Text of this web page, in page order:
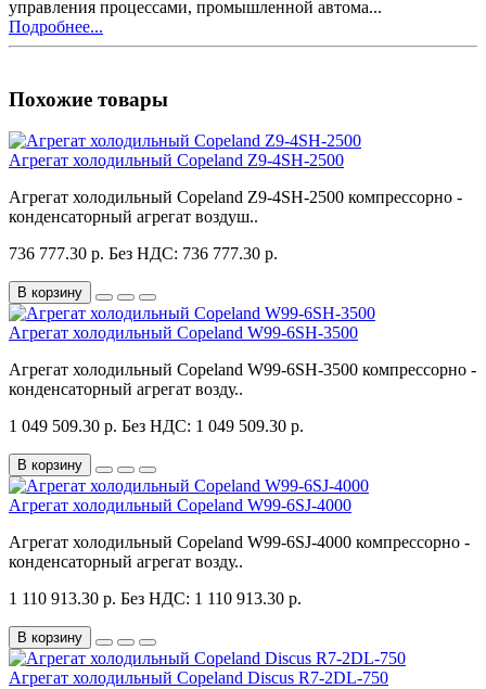
управления процессами, промышленной автома...
Подробнее...
Похожие товары
Агрегат холодильный Copeland Z9-4SH-2500
Агрегат холодильный Copeland Z9-4SH-2500 компрессорно -
конденсаторный агрегат воздуш..
736 777.30 р. Без НДС: 736 777.30 р.
В корзину
Агрегат холодильный Copeland W99-6SH-3500
Агрегат холодильный Copeland W99-6SH-3500 компрессорно -
конденсаторный агрегат возду..
1 049 509.30 р. Без НДС: 1 049 509.30 р.
В корзину
Агрегат холодильный Copeland W99-6SJ-4000
Агрегат холодильный Copeland W99-6SJ-4000 компрессорно -
конденсаторный агрегат возду..
1 110 913.30 р. Без НДС: 1 110 913.30 р.
В корзину
Агрегат холодильный Copeland Discus R7-2DL-750